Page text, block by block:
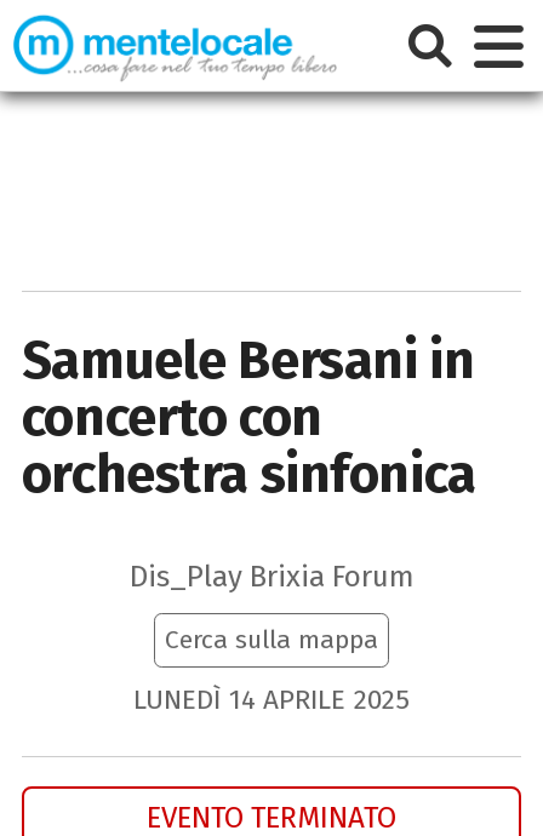
Samuele Bersani in
concerto con
orchestra sinfonica
Dis_Play Brixia Forum
Cerca sulla mappa
LUNEDÌ 14 APRILE 2025
EVENTO TERMINATO